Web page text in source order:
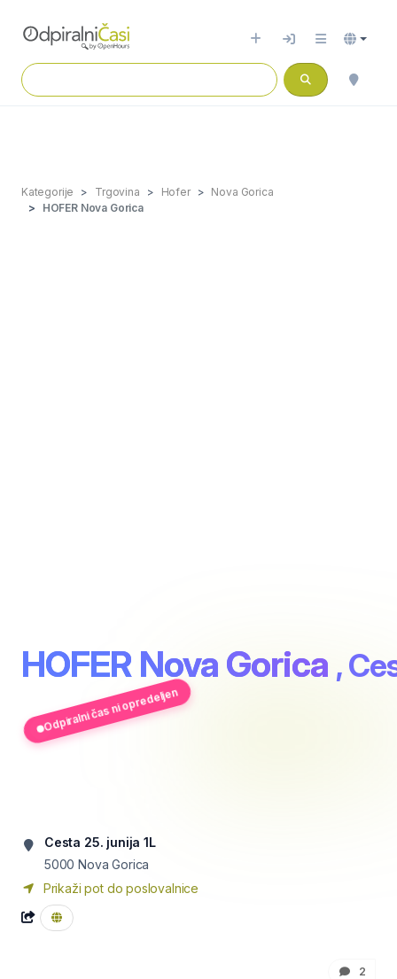
Kategorije Trgovina Hofer
Nova Gorica
HOFER Nova Gorica
HOFER Nova Gorica ,
Odpiralni čas ni opredeljen
Cesta 25. junija 1L
5000 Nova Gorica
Prikaži pot do poslovalnice
2